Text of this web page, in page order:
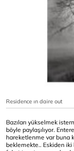
Residence ın daire out
Bazıları yükselmek
böyle paylaşılıyor.
hareketlenme var buna
beklemekte.. Eskiden